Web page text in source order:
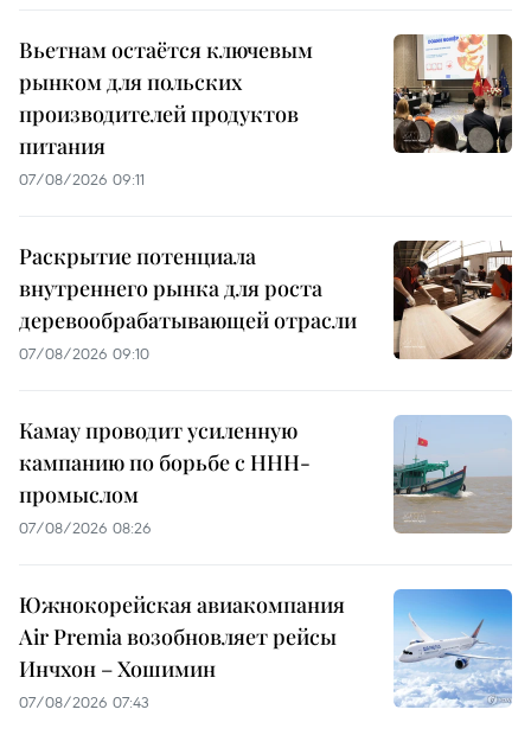
Вьетнам остаётся ключевым
рынком для польских
производителей продуктов
питания
07/08/2026 09:11
Раскрытие потенциала
внутреннего рынка для роста
деревообрабатывающей отрасли
07/08/2026 09:10
Камау проводит усиленную
кампанию по борьбе с ННН-
промыслом
07/08/2026 08:26
Южнокорейская авиакомпания
Air Premia возобновляет рейсы
Инчхон – Хошимин
07/08/2026 07:43